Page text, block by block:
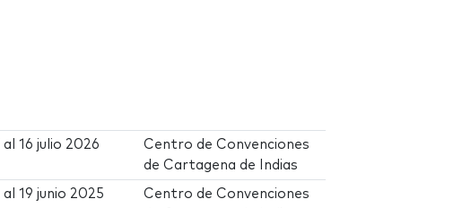
al16 julio 2026
Centro de Convenciones
de Cartagena de Indias
al19 junio 2025
Centro de Convenciones